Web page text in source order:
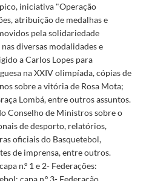
iniciativa "Operação
atribuição de medalhas e
pela solidariedade
diversas modalidades e
a Carlos Lopes para
na XXIV olimpíada, cópias de
sobre a vitória de Rosa Mota;
Lombá, entre outros assuntos.
Conselho de Ministros sobre o
de desporto, relatórios,
oficiais do Basquetebol,
de imprensa, entre outros.
n.º 1 e 2- Federações:
capa n.º 3- Federação